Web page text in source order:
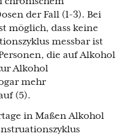
der Fall (1-3). Bei
möglich, dass keine
messbar ist
die auf Alkohol
Alkohol
mehr
(5).
in Maßen Alkohol